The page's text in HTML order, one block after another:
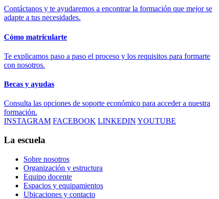
Contáctanos y te ayudaremos a encontrar la formación que mejor se
adapte a tus necesidades.
Cómo matricularte
Te explicamos paso a paso el proceso y los requisitos para formarte
con nosotros.
Becas y ayudas
Consulta las opciones de soporte económico para acceder a nuestra
formación.
INSTAGRAM FACEBOOK LINKEDIN YOUTUBE
La escuela
Sobre nosotros
Organización y estructura
Equipo docente
Espacios y equipamientos
Ubicaciones y contacto